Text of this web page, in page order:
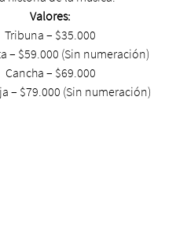
Valores:
Tribuna – $35.000
– $59.000 (Sin numeración)
Cancha – $69.000
– $79.000 (Sin numeración)